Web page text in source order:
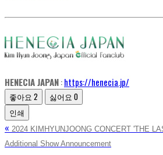
HENECIA JAPAN:https://henecia.jp/
좋아요 2 싫어요 0
인쇄
« 2024 KIMHYUNJOONG CONCERT 'THE
Additional Show Announcement